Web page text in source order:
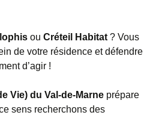
ou Créteil Habitat ? Vous
de votre résidence et défendre
d’agir !
Vie) du Val-de-Marne prépare
sens recherchons des